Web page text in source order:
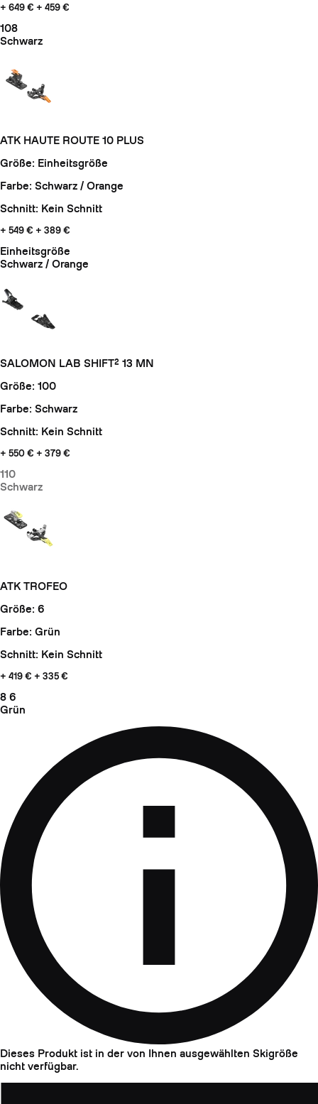
+ 649 € + 459 €
108
Schwarz
ATK HAUTE ROUTE 10 PLUS
Größe: Einheitsgröße
Farbe: Schwarz / Orange
Schnitt: Kein Schnitt
+ 549 € + 389 €
Einheitsgröße
Schwarz / Orange
SALOMON LAB SHIFT² 13 MN
Größe: 100
Farbe: Schwarz
Schnitt: Kein Schnitt
+ 550 € + 379 €
110
Schwarz
ATK TROFEO
Größe: 6
Farbe: Grün
Schnitt: Kein Schnitt
+ 419 € + 335 €
8 6
Grün
Dieses Produkt ist in der von Ihnen ausgewählten Skigröße
nicht verfügbar.